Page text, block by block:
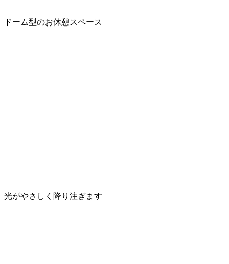
ドーム型のお休憩スペース
光がやさしく降り注ぎます